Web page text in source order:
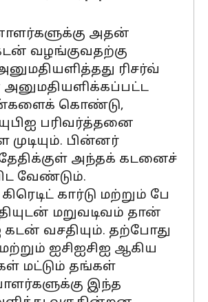
அதன்
வழங்குவதற்கு
ரிசர்வ்
அனுமதியளிக்கப்பட்ட
கொண்டு,
பரிவர்த்தனை
பின்னர்
தேதிக்குள் அந்தக் கடனைச்
வேண்டும்.
கார்டு மற்றும் பே
மறுவடிவம் தான்
கடன் வசதியும். தற்போது
மற்றும் ஐசிஐசிஐ ஆகிய
மட்டும் தங்கள்
இந்த